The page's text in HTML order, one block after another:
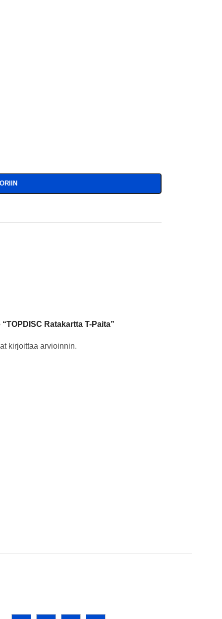
Ratakartta T-Paita”
kirjoittaa arvioinnin.